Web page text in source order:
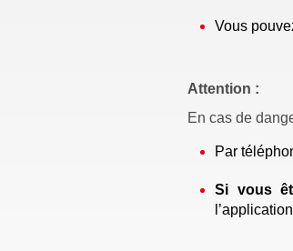
Vous
Attention :
En cas de
Par
Si vous